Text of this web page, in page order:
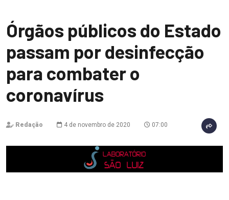
Órgãos públicos do Estado
passam por desinfecção
para combater o
coronavírus
Redação 4 de novembro de 2020 07:00